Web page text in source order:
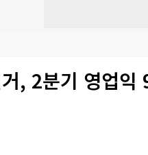
거, 2분기 영업